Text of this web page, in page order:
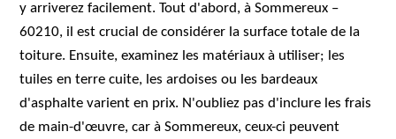
y arriverez facilement. Tout d'abord, à Sommereux –
60210, il est crucial de considérer la surface totale de la
toiture. Ensuite, examinez les matériaux à utiliser; les
tuiles en terre cuite, les ardoises ou les bardeaux
d'asphalte varient en prix. N'oubliez pas d'inclure les frais
de main-d'œuvre, car à Sommereux, ceux-ci peuvent